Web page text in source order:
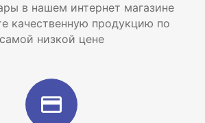
в нашем интернет магазине
качественную продукцию по
самой низкой цене